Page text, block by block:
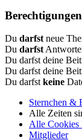
Du darfstneue
Du darfst
Du darfst deine
Du darfst deine
Du darfstkeine
Sternchen &
Alle Zeiten
Alle Cookies
Mitglieder